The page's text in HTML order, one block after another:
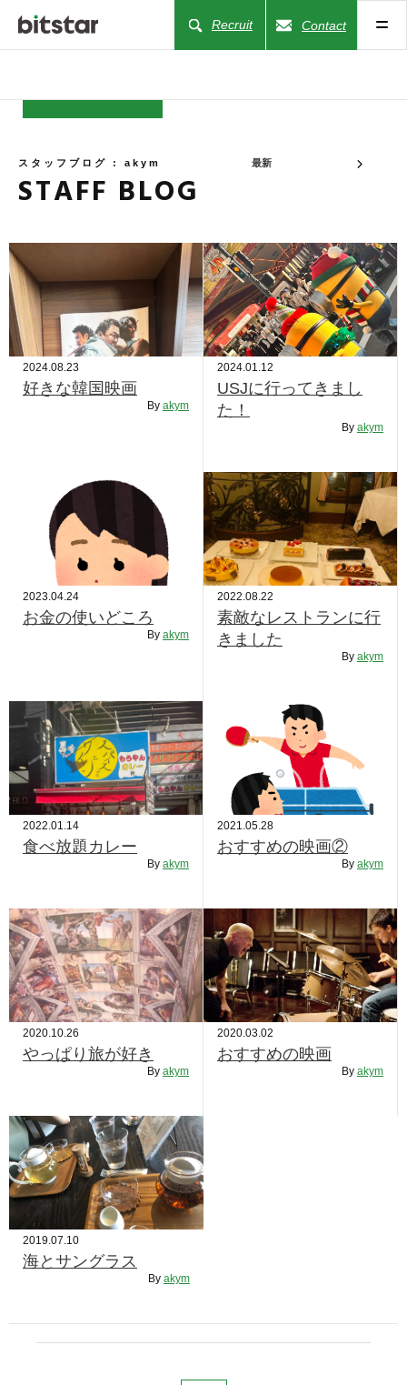
Recruit Contact
NEWS
COMPANY
BUSINESS
WORKS
ACTION
CONTACT US
サイトマップ
約款
情報セキュリティ
プライバシーポリシー
スタッフブログ : akym
STAFF BLOG
最新
2024.08.23
好きな韓国映画
By akym
2024.01.12
USJに行ってきまし
た！
By akym
2023.04.24
お金の使いどころ
By akym
2022.08.22
素敵なレストランに行
きました
By akym
2022.01.14
食べ放題カレー
By akym
2021.05.28
おすすめの映画②
By akym
2020.10.26
やっぱり旅が好き
By akym
2020.03.02
おすすめの映画
By akym
2019.07.10
海とサングラス
By akym